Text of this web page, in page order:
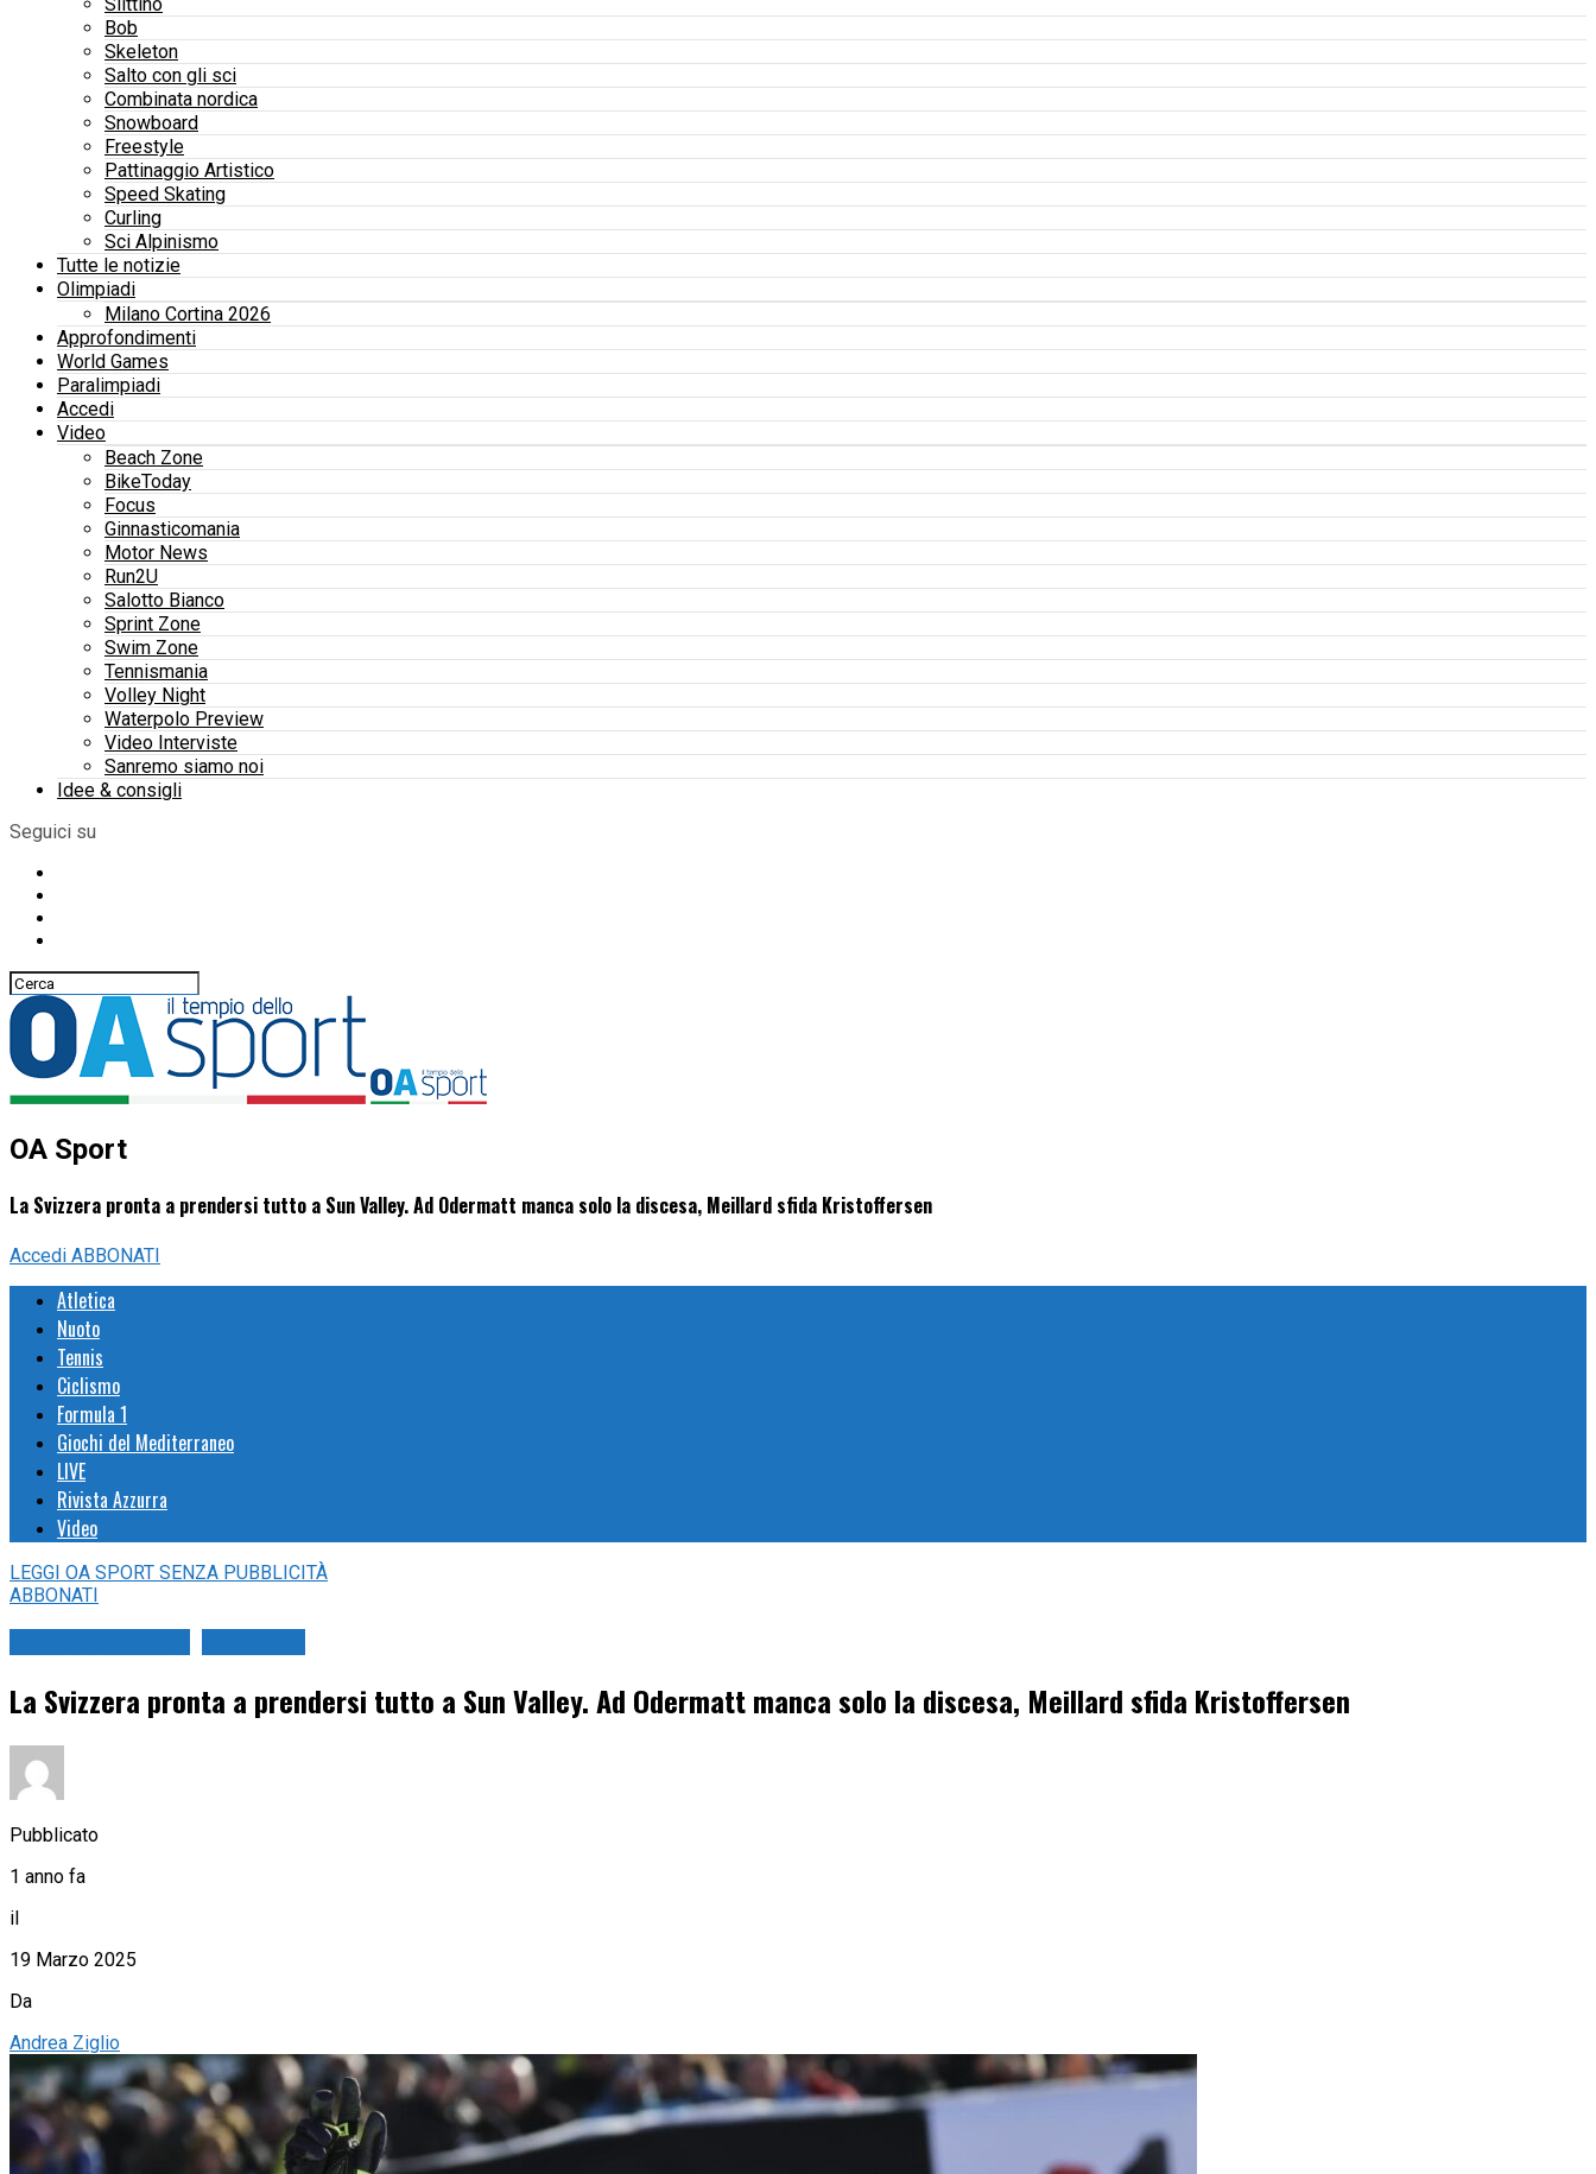
Bob
Skeleton
Salto con gli sci
Combinata nordica
Snowboard
Freestyle
Pattinaggio Artistico
Speed Skating
Curling
Sci Alpinismo
Tutte le notizie
Olimpiadi
Milano Cortina 2026
Approfondimenti
World Games
Paralimpiadi
Accedi
Video
Beach Zone
BikeToday
Focus
Ginnasticomania
Motor News
Run2U
Salotto Bianco
Sprint Zone
Swim Zone
Tennismania
Volley Night
Waterpolo Preview
Video Interviste
Sanremo siamo noi
Idee & consigli
Seguici su
OA Sport
La Svizzera pronta a prendersi tutto a Sun Valley. Ad Odermatt manca solo la discesa, Meillard sfida Kristoffersen
Accedi ABBONATI
Atletica
Nuoto
Tennis
Ciclismo
Formula 1
Giochi del Mediterraneo
LIVE
Rivista Azzurra
Video
LEGGI OA SPORT SENZA PUBBLICITÀ
ABBONATI
La Svizzera pronta a prendersi tutto a Sun Valley. Ad Odermatt manca solo la discesa, Meillard sfida Kristoffersen
Pubblicato
1 anno fa
il
19 Marzo 2025
Da
Andrea Ziglio